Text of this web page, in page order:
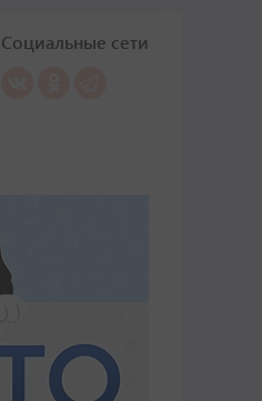
Социальные сети